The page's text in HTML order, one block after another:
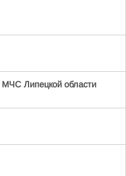
МЧС Липецкой области